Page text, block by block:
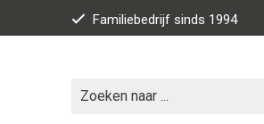
Familiebedrijf sinds 1994